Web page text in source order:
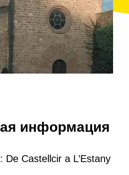
Vila.
информация
Castellcir a L’Estany